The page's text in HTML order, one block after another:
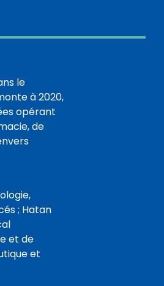
le
à 2020,
opérant
de
; Hatan
et de
et